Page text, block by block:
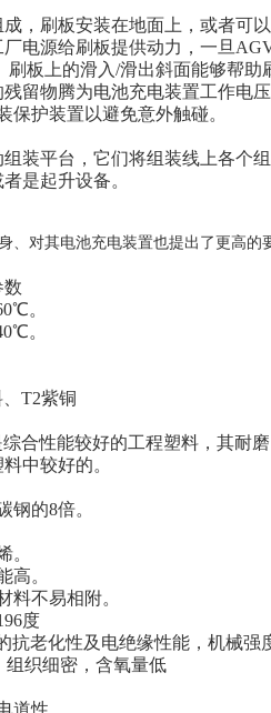
，刷板安装在地面上，或者可
电源给刷板提供动力，一旦
板上的滑入/滑出斜面能够帮助
留物腾为电池充电装置工作电
保护装置以避免意外触碰。
装平台，它们将组装线上各个
是起升设备。
、对其电池充电装置也提出了更高的
数
。
。
T2紫铜
合性能较好的工程塑料，其耐
中较好的。
钢的8倍。
。
高。
料不易相附。
度
抗老化性及电绝缘性能，机械强
组织细密，含氧量低
道性。